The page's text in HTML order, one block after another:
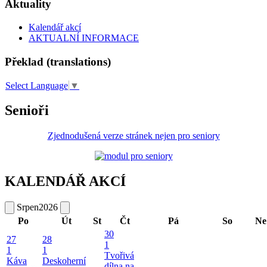
Aktuality
Kalendář akcí
AKTUALNÍ INFORMACE
Překlad (translations)
Select Language ▼
Senioři
Zjednodušená verze stránek nejen pro seniory
KALENDÁŘ AKCÍ
Srpen2026
Po
Út St Čt Pá So
Ne
27
1
Káva
28
1
Deskoherní
30
1
Tvořivá